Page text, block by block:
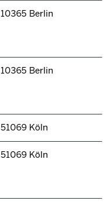
10365 Berlin
10365 Berlin
51069 Köln
51069 Köln